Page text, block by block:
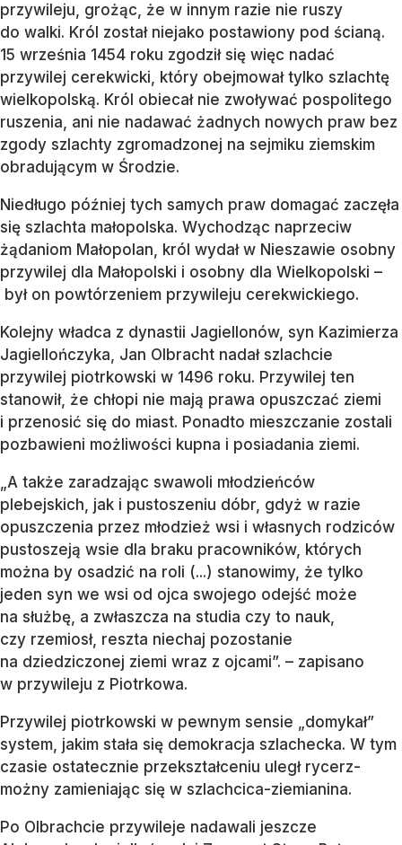
przywileju, grożąc, że w innym razie nie ruszy
do walki. Król został niejako postawiony pod ścianą.
15 września 1454 roku zgodził się więc nadać
przywilej cerekwicki, który obejmował tylko szlachtę
wielkopolską. Król obiecał nie zwoływać pospolitego
ruszenia, ani nie nadawać żadnych nowych praw bez
zgody szlachty zgromadzonej na sejmiku ziemskim
obradującym w Środzie.
Niedługo później tych samych praw domagać zaczęła
się szlachta małopolska. Wychodząc naprzeciw
żądaniom Małopolan, król wydał w Nieszawie osobny
przywilej dla Małopolski i osobny dla Wielkopolski –
był on powtórzeniem przywileju cerekwickiego.
Kolejny władca z dynastii Jagiellonów, syn Kazimierza
Jagiellończyka, Jan Olbracht nadał szlachcie
przywilej piotrkowski w 1496 roku. Przywilej ten
stanowił, że chłopi nie mają prawa opuszczać ziemi
i przenosić się do miast. Ponadto mieszczanie zostali
pozbawieni możliwości kupna i posiadania ziemi.
„A także zaradzając swawoli młodzieńców
plebejskich, jak i pustoszeniu dóbr, gdyż w razie
opuszczenia przez młodzież wsi i własnych rodziców
pustoszeją wsie dla braku pracowników, których
można by osadzić na roli (...) stanowimy, że tylko
jeden syn we wsi od ojca swojego odejść może
na służbę, a zwłaszcza na studia czy to nauk,
czy rzemiosł, reszta niechaj pozostanie
na dziedziczonej ziemi wraz z ojcami”. – zapisano
w przywileju z Piotrkowa.
Przywilej piotrkowski w pewnym sensie „domykał”
system, jakim stała się demokracja szlachecka. W tym
czasie ostatecznie przekształceniu uległ rycerz-
możny zamieniając się w szlachcica-ziemianina.
Po Olbrachcie przywileje nadawali jeszcze